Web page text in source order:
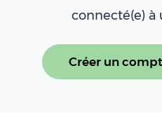
connecté(e)
Créer un